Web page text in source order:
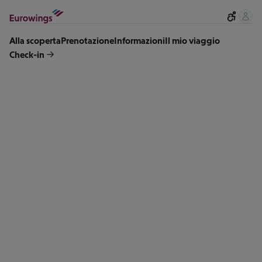
Alla scopertaPrenotazioneInformazioniIl mio viaggio
Check-in